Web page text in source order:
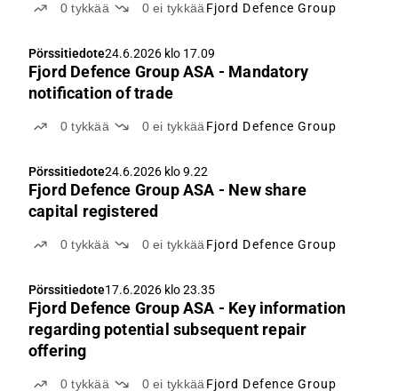
0tykkää 0ei tykkää Fjord Defence Group
Pörssitiedote24.6.2026 klo 17.09
Fjord Defence Group ASA - Mandatory
notification of trade
0tykkää 0ei tykkää Fjord Defence Group
Pörssitiedote24.6.2026 klo 9.22
Fjord Defence Group ASA - New share
capital registered
0tykkää 0ei tykkää Fjord Defence Group
Pörssitiedote17.6.2026 klo 23.35
Fjord Defence Group ASA - Key information
regarding potential subsequent repair
offering
0tykkää 0ei tykkää Fjord Defence Group